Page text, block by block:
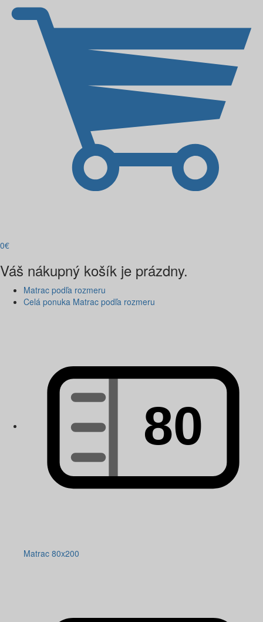
0€
Váš nákupný košík je prázdny.
Matrac podľa rozmeru
Celá ponuka Matrac podľa rozmeru
Matrac 80x200